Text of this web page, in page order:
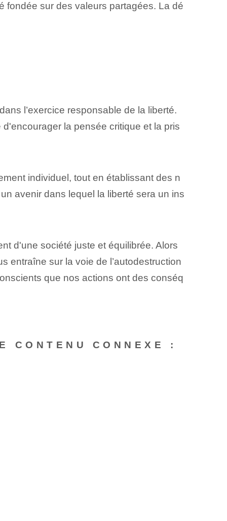
fondée sur des valeurs partagées. La dé
l’exercice responsable de la liberté.
⁤la pensée critique et la pris
individuel, tout en établissant des n
avenir dans lequel la liberté sera un ins
‌d'une société juste et ⁣équilibrée. Alors
entraîne sur la voie de l’autodestruction
que nos actions ont des conséq
CONTENU CONNEXE :